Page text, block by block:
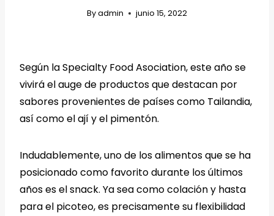
Byadmin junio 15, 2022
Según la Specialty Food Asociation, este año se
vivirá el auge de productos que destacan por
sabores provenientes de países como Tailandia,
así como el ají y el pimentón.
Indudablemente, uno de los alimentos que se ha
posicionado como favorito durante los últimos
años es el snack. Ya sea como colación y hasta
para el picoteo, es precisamente su flexibilidad